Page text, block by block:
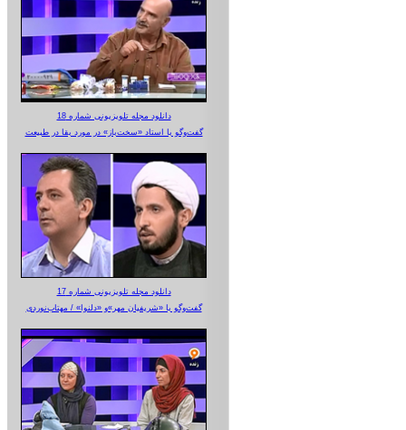
دانلود مجله تلویزیونی شماره 18
گفت‌وگو با استاد «سخت‌باز» در مورد بقا در طبیعت
دانلود مجله تلویزیونی شماره 17
گفت‌وگو با «شریفیان مهر»‌و «دلنوا» / مهتاب‌نوردی